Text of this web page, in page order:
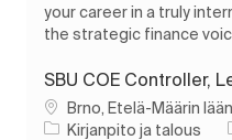
your career in a truly
the strategic finance
SBU COE Controller,
PaikkaBrno, Etelä-Määrin
Luokka
Kirjanpito ja talous